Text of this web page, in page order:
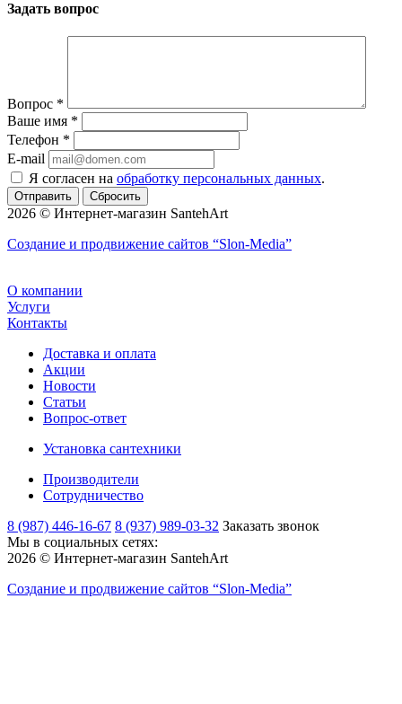
Задать вопрос
Вопрос *
Ваше имя *
Телефон *
E-mail
Я согласен на обработку персональных данных.
Сбросить
2026 © Интернет-магазин SantehArt
Создание и продвижение сайтов “Slon-Media”
О компании
Услуги
Контакты
Доставка и оплата
Акции
Новости
Статьи
Вопрос-ответ
Установка сантехники
Производители
Сотрудничество
8 (987) 446-16-67 8 (937) 989-03-32 Заказать звонок
Мы в социальных сетях:
2026 © Интернет-магазин SantehArt
Создание и продвижение сайтов “Slon-Media”